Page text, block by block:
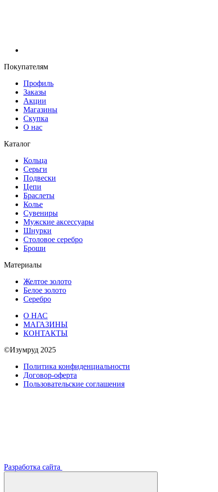
Покупателям
Профиль
Заказы
Акции
Магазины
Скупка
О нас
Каталог
Кольца
Серьги
Подвески
Цепи
Браслеты
Колье
Сувениры
Мужские аксессуары
Шнурки
Столовое серебро
Броши
Материалы
Желтое золото
Белое золото
Серебро
О НАС
МАГАЗИНЫ
КОНТАКТЫ
©Изумруд 2025
Политика конфиденциальности
Договор-оферта
Пользовательские соглашения
Разработка сайта